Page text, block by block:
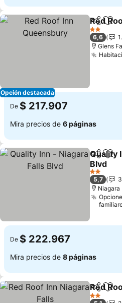
Opción destacada
Red
2 Estrellas
6,6
Glens
De $ 217.907
Mira precios de 6 páginas
Quality
Blvd
Ver
2 Estrellas
5,7
Niagara
De $ 222.967
Mira precios de 8 páginas
Red
2 Estrellas